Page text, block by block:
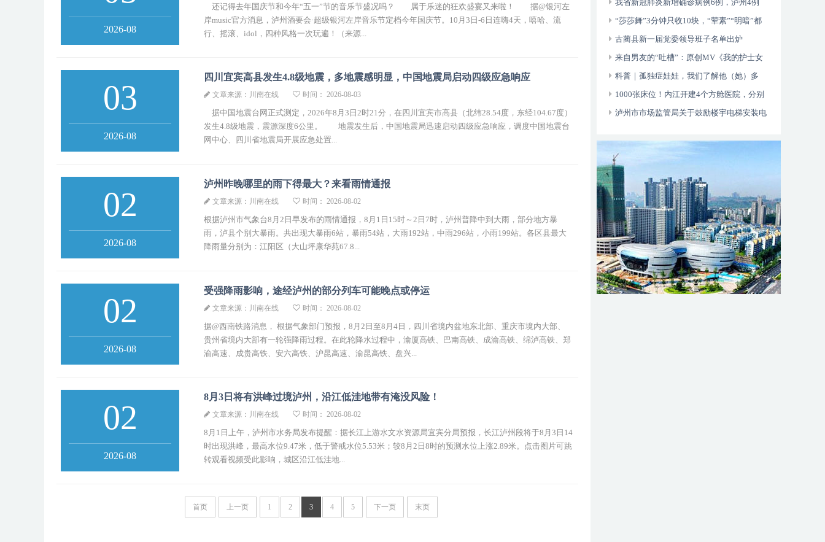
2026-08
还记得去年国庆节和今年“五一”节的音乐节盛况吗？ 属于乐迷的狂欢盛宴又来啦！ 据@银河左
岸music官方消息，泸州酒要会·超级银河左岸音乐节定档今年国庆节。10月3日-6日连嗨4天，嘻哈、流
行、摇滚、idol，四种风格一次玩遍！（来源...
03
2026-08
四川宜宾高县发生4.8级地震，多地震感明显，中国地震局启动四级应急响应
文章来源：川南在线 时间： 2026-08-03
据中国地震台网正式测定，2026年8月3日2时21分，在四川宜宾市高县（北纬28.54度，东经104.67度）
发生4.8级地震，震源深度6公里。 地震发生后，中国地震局迅速启动四级应急响应，调度中国地震台
网中心、四川省地震局开展应急处置...
02
2026-08
泸州昨晚哪里的雨下得最大？来看雨情通报
文章来源：川南在线 时间： 2026-08-02
根据泸州市气象台8月2日早发布的雨情通报，8月1日15时～2日7时，泸州普降中到大雨，部分地方暴
雨，泸县个别大暴雨。共出现大暴雨6站，暴雨54站，大雨192站，中雨296站，小雨199站。各区县最大
降雨量分别为：江阳区（大山坪康华苑67.8...
02
2026-08
受强降雨影响，途经泸州的部分列车可能晚点或停运
文章来源：川南在线 时间： 2026-08-02
据@西南铁路消息， 根据气象部门预报，8月2日至8月4日，四川省境内盆地东北部、重庆市境内大部、
贵州省境内大部有一轮强降雨过程。在此轮降水过程中，渝厦高铁、巴南高铁、成渝高铁、绵泸高铁、郑
渝高速、成贵高铁、安六高铁、沪昆高速、渝昆高铁、盘兴...
02
2026-08
8月3日将有洪峰过境泸州，沿江低洼地带有淹没风险！
文章来源：川南在线 时间： 2026-08-02
8月1日上午，泸州市水务局发布提醒：据长江上游水文水资源局宜宾分局预报，长江泸州段将于8月3日14
时出现洪峰，最高水位9.47米，低于警戒水位5.53米；较8月2日8时的预测水位上涨2.89米。点击图片可跳
转观看视频受此影响，城区沿江低洼地...
首页 上一页 1 2 3 4 5 下一页 末页
动运行
我省新冠肺炎新增确诊病例6例，泸州4例
“莎莎舞”3分钟只收10块，“荤素”“明暗”都
有，还可以······
古蔺县新一届党委领导班子名单出炉
来自男友的“吐槽”：原创MV《我的护士女
友》今日上线！
科普｜孤独症娃娃，我们了解他（她）多
少？1000张床位！内江开建4个方舱医院，分别
位于——
泸州市市场监管局关于鼓励楼宇电梯安装电